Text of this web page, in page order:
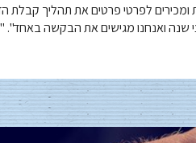
ומכירים לפרטי פרטים את תהליך קבלת
ואנחנו מגישים את הבקשה באחד".